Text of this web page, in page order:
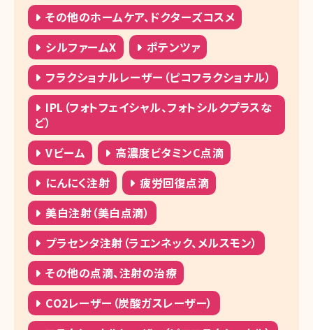
その他のホームケア、ドクターズコスメ
シルファームX
ポテンツァ
フラクショナルレーザー（ピコフラクショナル）
IPL（フォトフェイシャル、フォトシルクプラスな
ど）
Vビーム
高濃度ビタミンC点滴
にんにく注射
疲労回復点滴
美白注射（美白点滴）
プラセンタ注射（ラエンネック、メルスモン）
その他の点滴、注射の治療
CO2レーザー（炭酸ガスレーザー）